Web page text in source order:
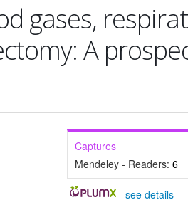
gases,
A
Captures
Mendeley - Readers: 6
-see details